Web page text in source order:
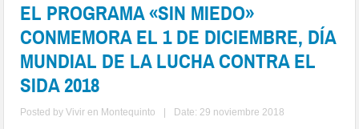
EL PROGRAMA «SIN MIEDO»
CONMEMORA EL 1 DE DICIEMBRE, DÍA
MUNDIAL DE LA LUCHA CONTRA EL
SIDA 2018
Posted byVivir en Montequinto Date: 29 noviembre 2018